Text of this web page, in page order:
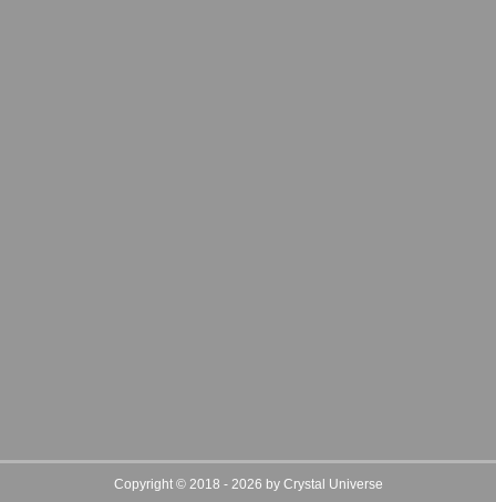
Copyright © 2018 - 2026 by Crystal Universe